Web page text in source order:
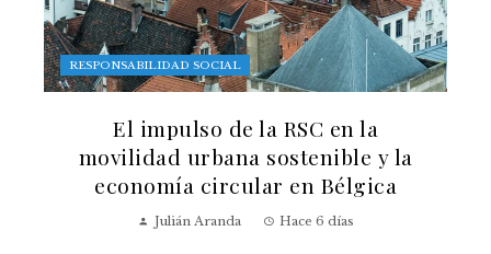
RESPONSABILIDAD SOCIAL
El impulso de la RSC en la
movilidad urbana sostenible y la
economía circular en Bélgica
Julián Aranda Hace 6 días